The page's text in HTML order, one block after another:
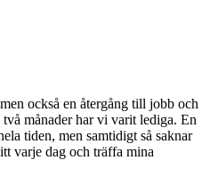
också en återgång till jobb och
månader har vi varit lediga. En
tiden, men samtidigt så saknar
varje dag och träffa mina